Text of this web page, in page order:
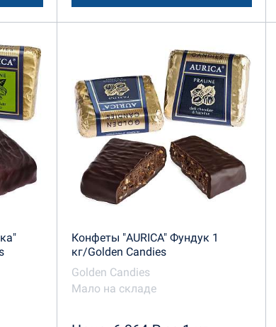
Конфеты "AURICA" Фундук 1
кг/Golden Candies
Golden Candies
Мало на складе